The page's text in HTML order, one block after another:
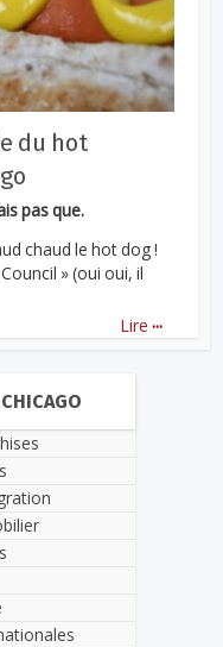
du hot
pas que.
chaud le hot dog !
» (oui oui, il
Lire ...